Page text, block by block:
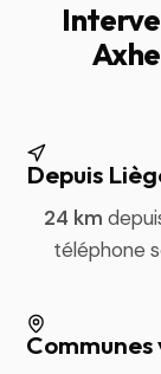
Depuis
24 km
téléphone
Communes